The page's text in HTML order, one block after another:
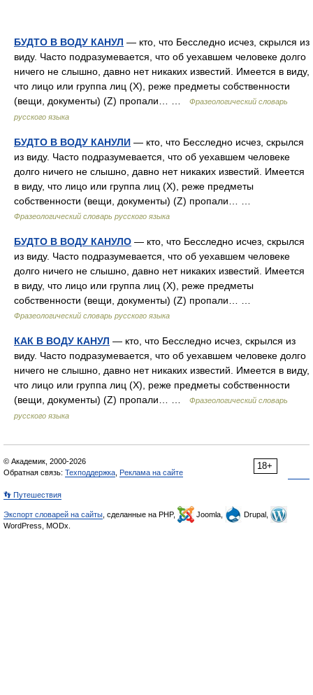
БУДТО В ВОДУ КАНУЛ — кто, что Бесследно исчез, скрылся из
виду. Часто подразумевается, что об уехавшем человеке долго
ничего не слышно, давно нет никаких известий. Имеется в виду,
что лицо или группа лиц (Х), реже предметы собственности
(вещи, документы) (Z) пропали… …
Фразеологический словарь
русского языка
БУДТО В ВОДУ КАНУЛИ — кто, что Бесследно исчез, скрылся
из виду. Часто подразумевается, что об уехавшем человеке
долго ничего не слышно, давно нет никаких известий. Имеется
в виду, что лицо или группа лиц (Х), реже предметы
собственности (вещи, документы) (Z) пропали… …
Фразеологический словарь русского языка
БУДТО В ВОДУ КАНУЛО — кто, что Бесследно исчез, скрылся
из виду. Часто подразумевается, что об уехавшем человеке
долго ничего не слышно, давно нет никаких известий. Имеется
в виду, что лицо или группа лиц (Х), реже предметы
собственности (вещи, документы) (Z) пропали… …
Фразеологический словарь русского языка
КАК В ВОДУ КАНУЛ — кто, что Бесследно исчез, скрылся из
виду. Часто подразумевается, что об уехавшем человеке долго
ничего не слышно, давно нет никаких известий. Имеется в виду,
что лицо или группа лиц (Х), реже предметы собственности
(вещи, документы) (Z) пропали… …
Фразеологический словарь
русского языка
18+
© Академик, 2000-2026
Обратная связь: Техподдержка Реклама на сайте
👣 Путешествия
Экспорт словарей на сайты , сделанные на PHP, Joomla,
Drupal,
WordPress, MODx.